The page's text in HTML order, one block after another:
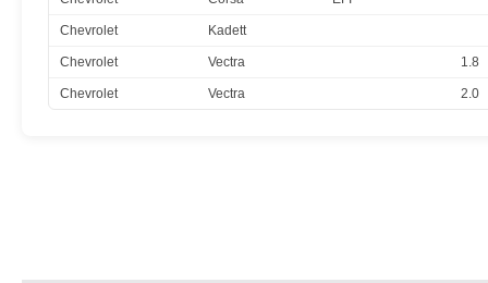
Chevrolet Kadett
Chevrolet Vectra 1.8
Chevrolet Vectra 2.0